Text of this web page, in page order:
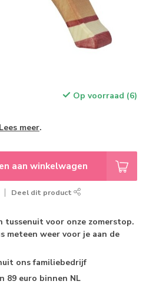
Op voorraad (6)
Lees meer.
aan winkelwagen
Deel dit product
tussenuit voor onze zomerstop.
meteen weer voor je aan de
ons familiebedrijf
89 euro binnen NL